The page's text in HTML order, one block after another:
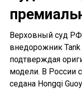
Верховный суд РФ
внедорожник Tank
подтверждая
модели. В России
седана Hongqi